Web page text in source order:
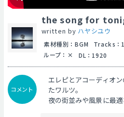
the song for
written byハヤシユウ
素材種別 ： BGM Tracks ：
ループ ： DL ： 1920
コメント
エレピとアコーディオ
たワルツ。
夜の街並みや風景に最適